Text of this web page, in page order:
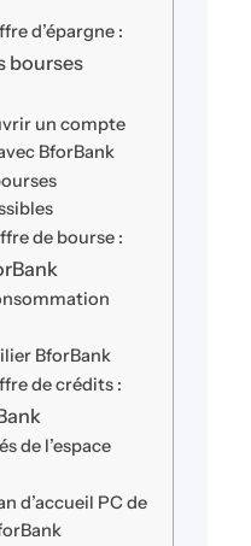
d’épargne :
bourses
un compte
BforBank
de bourse :
BforBank
de crédits :
de l’espace
d’accueil PC de